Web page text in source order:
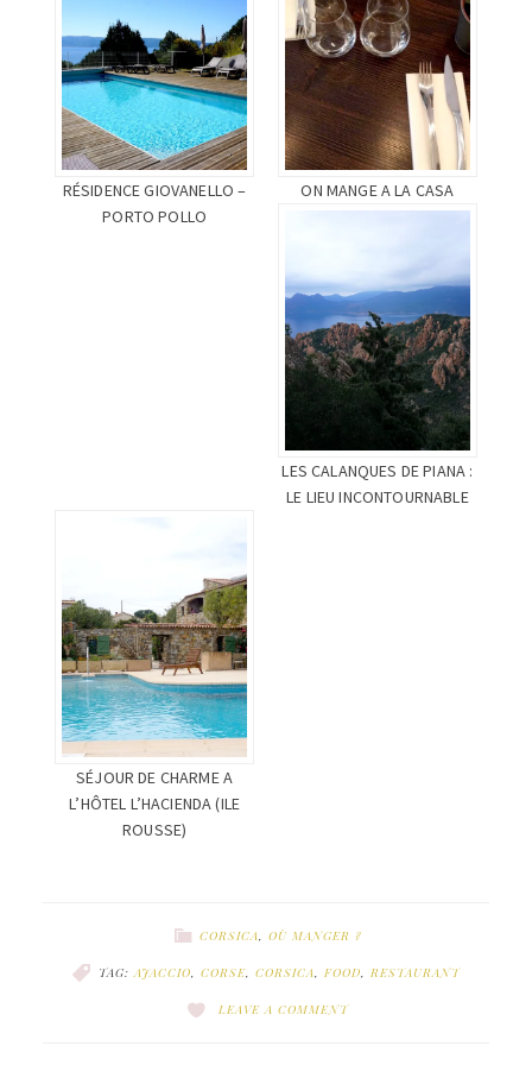
RÉSIDENCE GIOVANELLO –
PORTO POLLO
ON MANGE A LA CASA
LES CALANQUES DE PIANA :
LE LIEU INCONTOURNABLE
SÉJOUR DE CHARME A
L’HÔTEL L’HACIENDA (ILE
ROUSSE)
CORSICA, OÙ MANGER ?
TAG:AJACCIO, CORSE, CORSICA, FOOD, RESTAURANT
LEAVE A COMMENT